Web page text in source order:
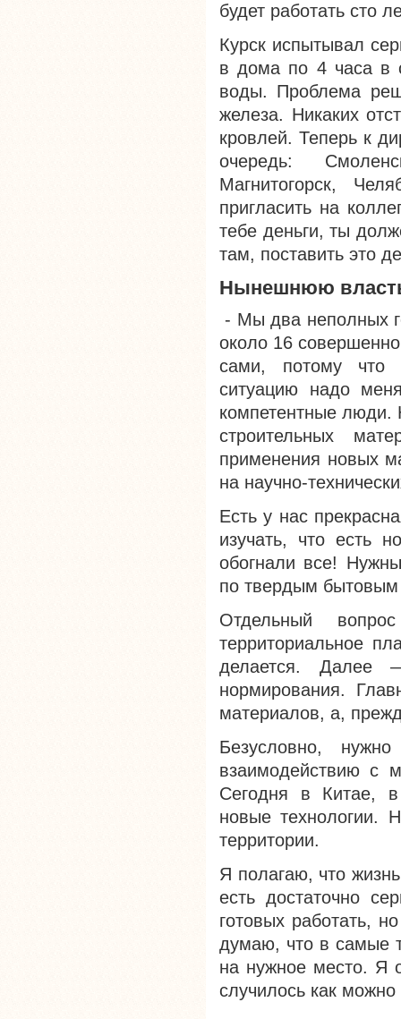
будет работать сто
Курск испытывал
в дома по 4 часа в
воды. Проблема
железа. Никаких
кровлей. Теперь к
очередь:
Магнитогорск,
пригласить на
тебе деньги, ты
там, поставить это
Нынешнюю
- Мы два неполных
около 16
сами, потому что
ситуацию надо
компетентные люди.
строительных
применения новых
на научно-
Есть у нас
изучать, что есть
обогнали все!
по твердым
Отдельный
территориальное
делается. Далее
нормирования.
материалов, а,
Безусловно,
взаимодействию с
Сегодня в Китае,
новые технологии.
территории.
Я полагаю, что
есть достаточно
готовых работать,
думаю, что в самые
на нужное место. Я
случилось как